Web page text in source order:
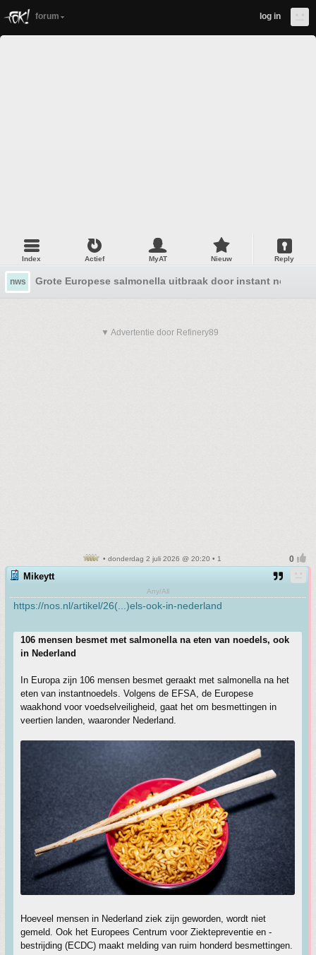
forum log in
Index Actief MyAT Nieuw Reply
nws Grote Europese salmonella uitbraak door instant noedels
▼ Advertentie door Refinery89
• donderdag 2 juli 2026 @ 20:20 • 1
Mikeytt
Any/All
https://nos.nl/artikel/26(...)els-ook-in-nederland
106 mensen besmet met salmonella na eten van noedels, ook
in Nederland
In Europa zijn 106 mensen besmet geraakt met salmonella na het
eten van instantnoedels. Volgens de EFSA, de Europese
waakhond voor voedselveiligheid, gaat het om besmettingen in
veertien landen, waaronder Nederland.
Hoeveel mensen in Nederland ziek zijn geworden, wordt niet
gemeld. Ook het Europees Centrum voor Ziektepreventie en -
bestrijding (ECDC) maakt melding van ruim honderd besmettingen.